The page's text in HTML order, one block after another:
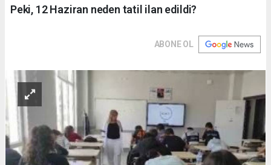
Peki, 12 Haziran neden tatil ilan edildi?
ABONE OL